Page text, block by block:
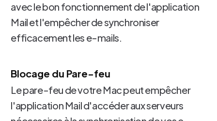
avec le bon fonctionnement de l'application
Mail et l'empêcher de synchroniser
efficacement les e-mails.
Blocage du Pare-feu
Le pare-feu de votre Mac peut empêcher
l'application Mail d'accéder aux serveurs